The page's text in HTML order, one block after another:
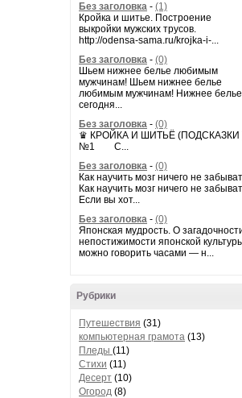
Без заголовка - (1)
Кройка и шитье. Построение
выкройки мужских трусов.
http://odensa-sama.ru/krojka-i-...
Без заголовка - (0)
Шьем нижнее белье любимым
мужчинам! Шьем нижнее белье
любимым мужчинам! Нижнее белье
сегодня...
Без заголовка - (0)
♛ КРОЙКА И ШИТЬЁ (ПОДСКАЗКИ
№1 С...
Без заголовка - (0)
Как научить мозг ничего не
Как научить мозг ничего не
Если вы хот...
Без заголовка - (0)
Японская мудрость. О
непостижимости японской
можно говорить часами — н...
Рубрики
Путешествия (31)
компьютерная грамота (13)
Пледы (11)
Стихи (11)
Десерт (10)
Огород (8)